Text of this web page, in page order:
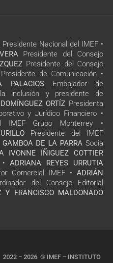
Presidente Nacional del IMEF •
Presidente del Consejo
Presidente del Consejo
Presidente de Comunicación •
PALACIOS Embajador de
inclusión y presidente de
ORTÍZ Presidenta
y Jurídico Financiero •
IMEF Grupo Monterrey •
Presidente del IMEF
GAMBOA DE LA PARRA Socia
IVONNE ÍÑIGUEZ COTTIER
ADRIANA REYES URRUTIA
Comercial IMEF • ADRIÁN
del Consejo Editorial
Y FRANCISCO MALDONADO
2022 – 2026 © IMEF – INSTITUTO